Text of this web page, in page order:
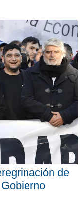
de